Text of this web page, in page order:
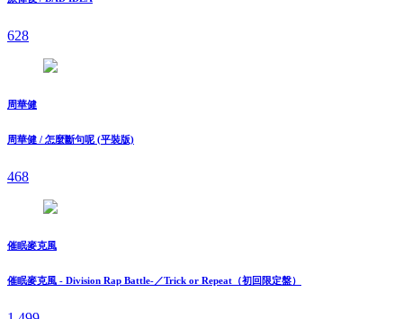
628
周華健
周華健 / 怎麼斷句呢 (平裝版)
468
催眠麥克風
催眠麥克風 - Division Rap Battle-／Trick or Repeat（初回限定盤）